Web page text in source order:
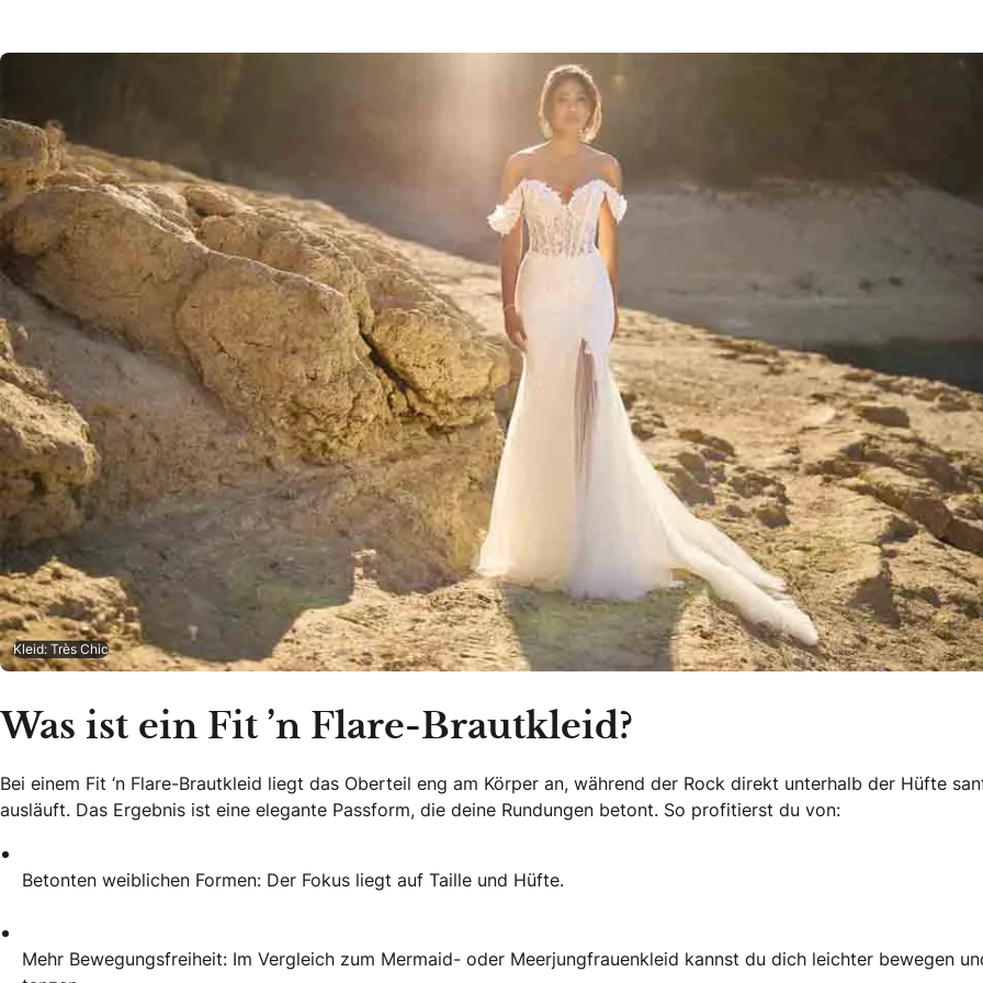
Kleid: Très Chic
Was ist ein Fit ’n Flare-Brautkleid?
Bei einem Fit ‘n Flare-Brautkleid liegt das Oberteil eng am Körper an, während der Rock direkt unterhalb der Hüfte
ausläuft. Das Ergebnis ist eine elegante Passform, die deine Rundungen betont. So profitierst du von:
Betonten weiblichen Formen: Der Fokus liegt auf Taille und Hüfte.
Mehr Bewegungsfreiheit: Im Vergleich zum Mermaid- oder Meerjungfrauenkleid kannst du dich leichter bewegen